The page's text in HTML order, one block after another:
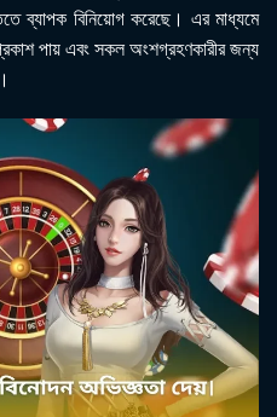
ব্যাপক বিনিয়োগ করেছে। এর মাধ্যমে
পায় এবং সকল অংশগ্রহণকারীর জন্য